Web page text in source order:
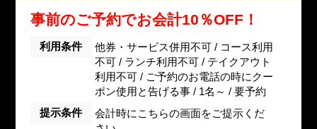
事前のご予約でお会計10％OFF！
利用条件
他券・サービス併用不可 / コース利用
不可 / ランチ利用不可 / テイクアウト
利用不可 / ご予約のお電話の時にクー
ポン使用と告げる事 / 1名～ / 要予約
提示条件
会計時にこちらの画面をご提示くだ